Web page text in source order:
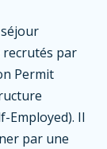
par
Permit
Employed). Il
par une